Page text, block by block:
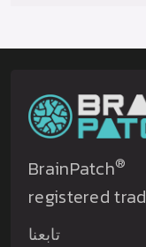
BrainPatch®
registered
تابعنا